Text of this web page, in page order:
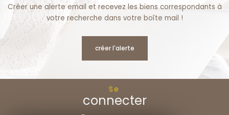
Créer une alerte email et recevez les biens correspondants à
votre recherche dans votre boîte mail !
créer l'alerte
Se
connecter